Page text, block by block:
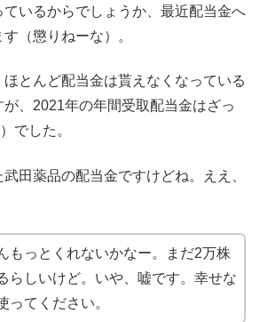
いるからでしょうか、最近配当金へ
（懲りねーな）。
とんど配当金は貰えなくなっている
、2021年の年間受取配当金はざっ
でした。
田薬品の配当金ですけどね。ええ、
もっとくれないかなー。まだ2万株
らしいけど。いや、嘘です。幸せな
ってください。